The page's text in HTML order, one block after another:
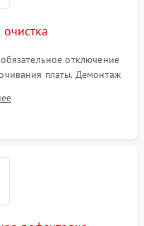
отключение
платы. Демонтаж
чипов.